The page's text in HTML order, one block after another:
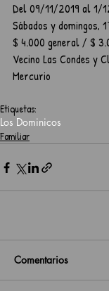
Del 09/11/2019 al 1/
Sábados y domingos,
$ 4.000 general / $
Vecino Las Condes y
Mercurio
Etiquetas:
Los Dominicos
Familiar
Comentarios